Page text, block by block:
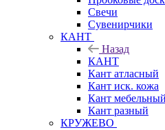
Свечи
Сувенирчики
КАНТ
Назад
КАНТ
Кант атласный
Кант иск. кожа
Кант мебельный
Кант разный
КРУЖЕВО